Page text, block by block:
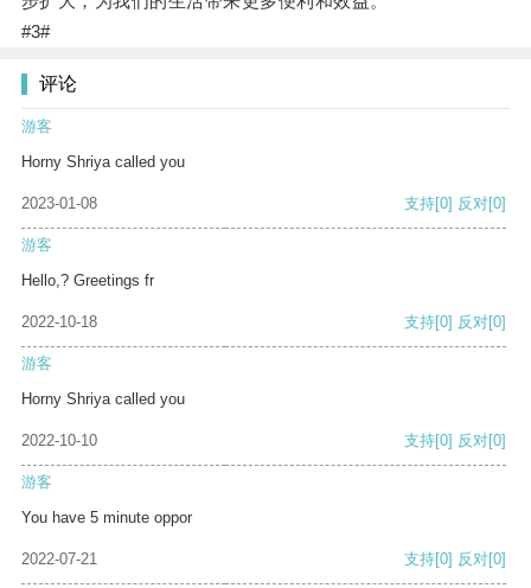
#3#
评论
游客
Horny Shriya called you
2023-01-08 支持[0] 反对[0]
游客
Hello,? Greetings fr
2022-10-18 支持[0] 反对[0]
游客
Horny Shriya called you
2022-10-10 支持[0] 反对[0]
游客
You have 5 minute oppor
2022-07-21 支持[0] 反对[0]